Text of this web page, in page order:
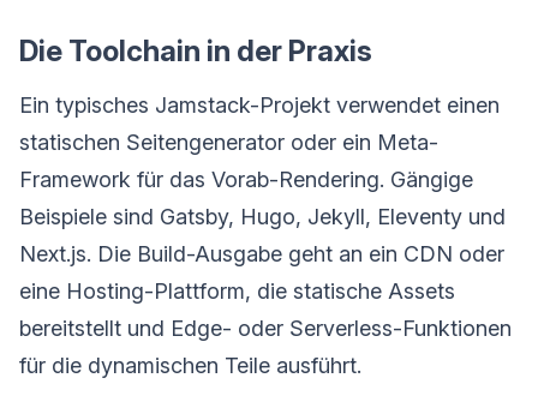
Die Toolchain in der Praxis
Ein typisches Jamstack-Projekt verwendet einen
statischen Seitengenerator oder ein Meta-
Framework für das Vorab-Rendering. Gängige
Beispiele sind Gatsby, Hugo, Jekyll, Eleventy und
Next.js. Die Build-Ausgabe geht an ein CDN oder
eine Hosting-Plattform, die statische Assets
bereitstellt und Edge- oder Serverless-Funktionen
für die dynamischen Teile ausführt.